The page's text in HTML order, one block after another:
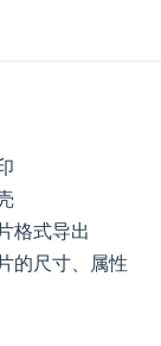
格式导出
的尺寸、属性